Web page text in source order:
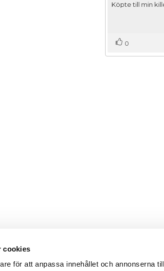
cookies
för att anpassa innehållet och annonserna
5
Köpte till min
Rösta
0